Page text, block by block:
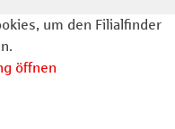
um den Filialfinder
öffnen